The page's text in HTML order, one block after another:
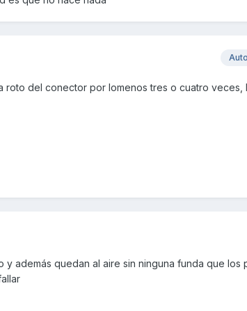
roto del conector por lomenos tres o cuatro veces,
además quedan al aire sin ninguna funda que los